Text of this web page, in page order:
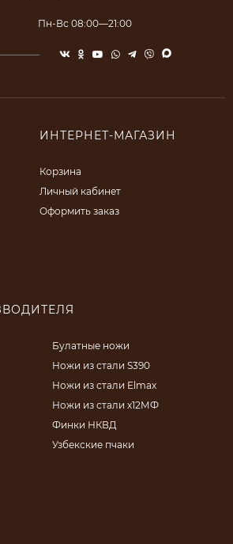
Пн-Вс 08:00—21:00
ИНТЕРНЕТ-МАГАЗИН
Корзина
Личный кабинет
Оформить заказ
Булатные ножи
Ножи из стали S390
Ножи из стали Elmax
Ножи из стали х12МФ
Финки НКВД
Узбекские пчаки